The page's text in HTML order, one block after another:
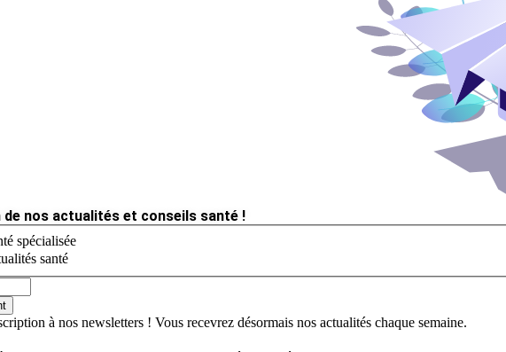
de nos actualités et conseils santé !
spécialisée
santé
à nos newsletters ! Vous recevrez désormais nos actualités chaque semaine.